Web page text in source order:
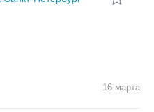
16 марта